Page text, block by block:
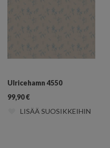
Ulricehamn 4550
99,90€
LISÄÄ SUOSIKKEIHIN